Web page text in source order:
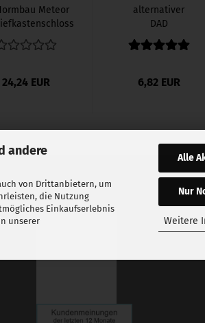
andere
von Drittanbietern, um
die Nutzung
Einkaufserlebnis
unserer
Alle
Nur
Weitere
Meteor
191510...
24,24 EUR
alternativer
DAD
Hebelzylinder
6,82 EUR